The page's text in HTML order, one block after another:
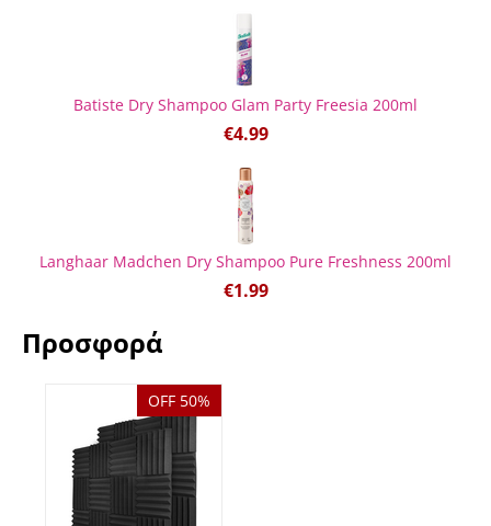
Batiste Dry Shampoo Glam Party Freesia 200ml
€4.99
Langhaar Madchen Dry Shampoo Pure Freshness 200ml
€1.99
Προσφορά
OFF 50%